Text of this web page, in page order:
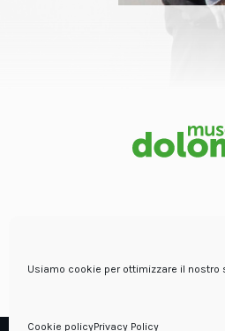
Usiamo cookie per ottimizzare il nostro
Cookie policyPrivacy Policy